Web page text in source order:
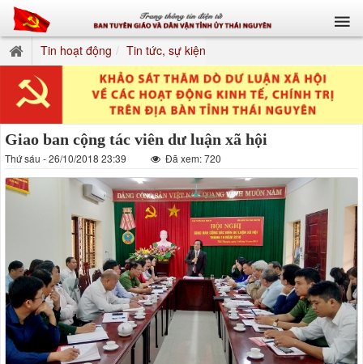
Tin hoạt động Tin tức, sự kiện
Giao ban cộng tác viên dư luận xã hội
Thứ sáu - 26/10/2018 23:39 Đã xem: 720